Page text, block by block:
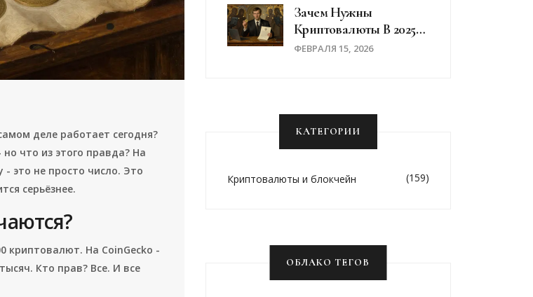
деле работает сегодня?
что из этого правда? На
- это не просто число. Это
серьёзнее.
криптовалют. На CoinGecko -
Кто прав? Все. И все
2026 Году
Зачем Нужны
Криптовалюты В 2025
Году: Реальные
ФЕВРАЛЯ 15, 2026
КАТЕГОРИИ
Криптовалюты и блокчейн (159)
ОБЛАКО ТЕГОВ